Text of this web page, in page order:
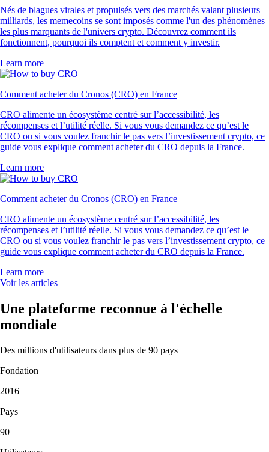
Nés de blagues virales et propulsés vers des marchés valant plusieurs
milliards, les memecoins se sont imposés comme l'un des phénomènes
les plus marquants de l'univers crypto. Découvrez comment ils
fonctionnent, pourquoi ils comptent et comment y investir.
Learn more
Comment acheter du Cronos (CRO) en France
CRO alimente un écosystème centré sur l’accessibilité, les
récompenses et l’utilité réelle. Si vous vous demandez ce qu’est le
CRO ou si vous voulez franchir le pas vers l’investissement crypto, ce
guide vous explique comment acheter du CRO depuis la France.
Learn more
Comment acheter du Cronos (CRO) en France
CRO alimente un écosystème centré sur l’accessibilité, les
récompenses et l’utilité réelle. Si vous vous demandez ce qu’est le
CRO ou si vous voulez franchir le pas vers l’investissement crypto, ce
guide vous explique comment acheter du CRO depuis la France.
Learn more
Voir les articles
Une plateforme reconnue à l'échelle
mondiale
Des millions d'utilisateurs dans plus de 90 pays
Fondation
2016
Pays
90